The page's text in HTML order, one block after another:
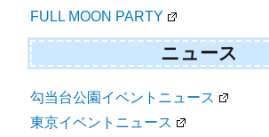
FULL MOON PARTY
ニュース
勾当台公園イベントニュース
東京イベントニュース